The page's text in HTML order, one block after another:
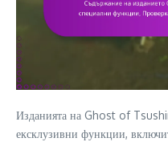
Изданията на Ghost of
ексклузивни функции,